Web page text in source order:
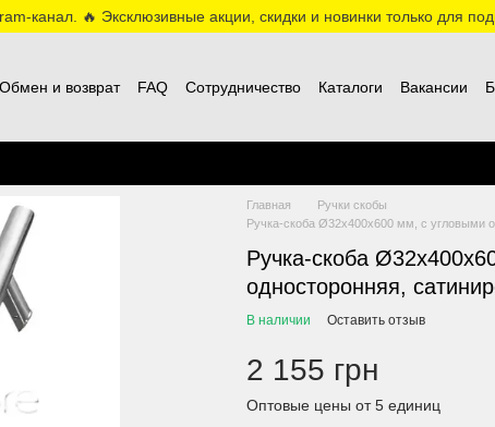
канал. 🔥 Эксклюзивные акции, скидки и новинки только для
Обмен и возврат FAQ Сотрудничество Каталоги Вакансии
Главная
Ручки скобы
Ручка-скоба Ø32х400х600 мм, с угловыми
Ручка-скоба
односторонняя,
В наличии Оставить отзыв
2 155 грн
Оптовые цены от 5 единиц